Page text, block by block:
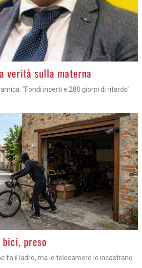
verità sulla materna
"Fondi incerti e 280 giorni di ritardo"
bici, preso
fa il ladro, ma le telecamere lo incastrano